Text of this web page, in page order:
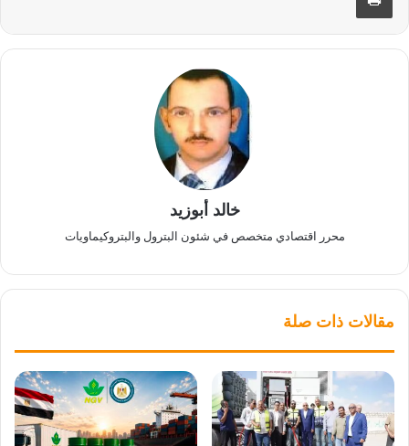
خالد أبوزيد
محرر اقتصادي متخصص في شئون البترول والبتروكيماويات
مقالات ذات صلة